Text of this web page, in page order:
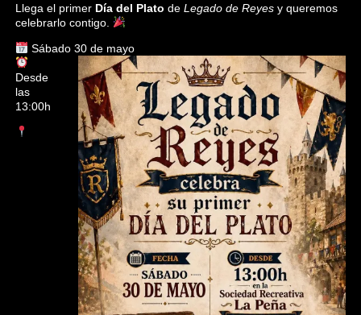
Llega el primer Día del Plato de Legado de Reyesy queremos
celebrarlo contigo.
Sábado 30 de mayo
Desde
las
13:00h